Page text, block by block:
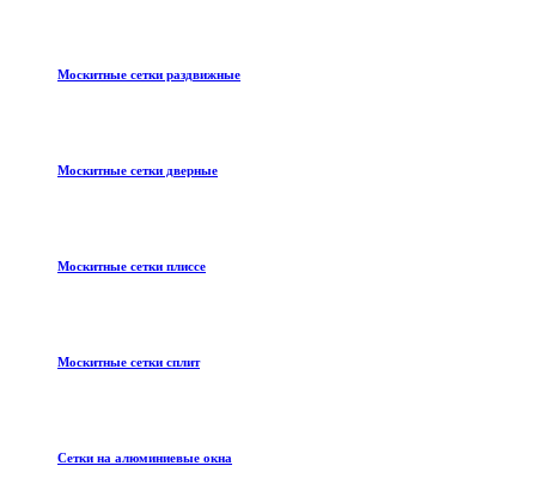
Москитные сетки раздвижные
Москитные сетки дверные
Москитные сетки плиссе
Москитные сетки сплит
Сетки на алюминиевые окна